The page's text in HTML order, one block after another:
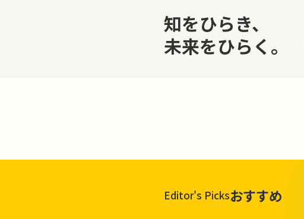
知をひらき、
未来をひらく。
Editor's Picksおすすめ